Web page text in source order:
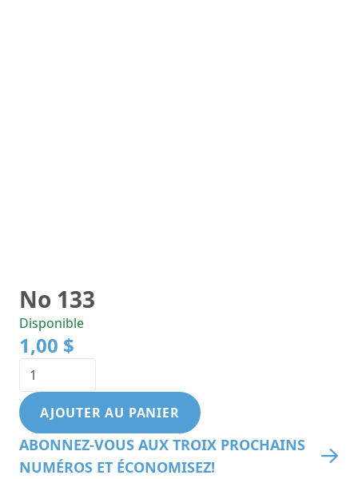
No 133
Disponible
1,00 $
AJOUTER AU PANIER
ABONNEZ-VOUS AUX TROIX PROCHAINS
NUMÉROS ET ÉCONOMISEZ!